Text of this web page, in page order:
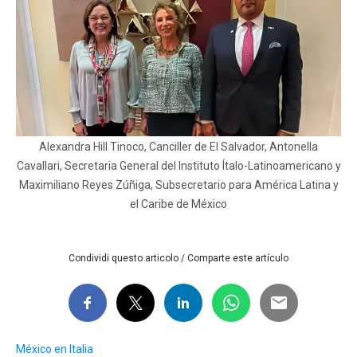
Alexandra Hill Tinoco, Canciller de El Salvador, Antonella
Cavallari, Secretaria General del Instituto Ítalo-Latinoamericano y
Maximiliano Reyes Zúñiga, Subsecretario para América Latina y
el Caribe de México
Condividi questo articolo / Comparte este artículo
México en Italia